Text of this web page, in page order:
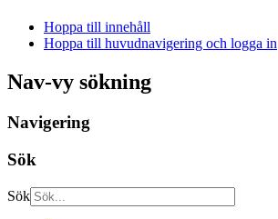
Hoppa till innehåll
Hoppa till huvudnavigering och logga in
Nav-vy sökning
Navigering
Sök
Sök